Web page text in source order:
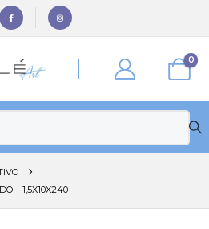
0
– 1,5X10X240